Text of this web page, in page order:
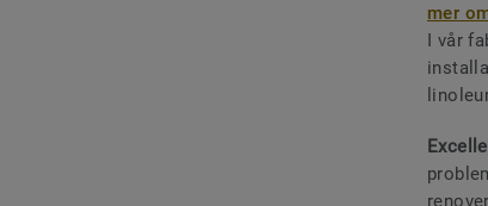
mer
I vår